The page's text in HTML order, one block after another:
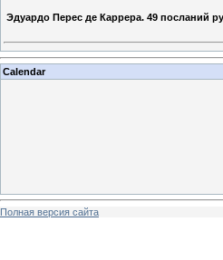
Эдуардо Перес де Каррера. 49 посланий
Calendar
Полная версия сайта